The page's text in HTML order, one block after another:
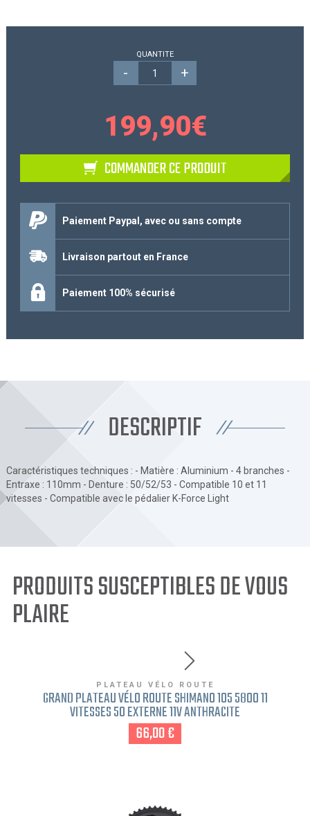
QUANTITE
- +
199,90€
COMMANDER CE PRODUIT
Paiement Paypal, avec ou sans compte
Livraison partout en France
Paiement 100% sécurisé
DESCRIPTIF
Caractéristiques techniques : - Matière : Aluminium - 4 branches -
Entraxe : 110mm - Denture : 50/52/53 - Compatible 10 et 11
vitesses - Compatible avec le pédalier K-Force Light
PRODUITS SUSCEPTIBLES DE VOUS
PLAIRE
PLATEAU VÉLO ROUTE
GRAND PLATEAU VÉLO ROUTE SHIMANO 105 5800 11
VITESSES 50 EXTERNE 11V ANTHRACITE
66,00 €